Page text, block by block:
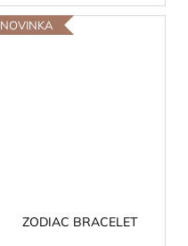
NOVINKA
ZODIAC BRACELET